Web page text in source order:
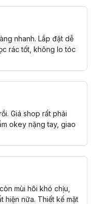
nhanh. Lắp đặt dễ
rác tốt, không lo tóc
Giá shop rất phải
okey nặng tay, giao
mùi hôi khó chịu,
hiện nữa. Thiết kế mặt